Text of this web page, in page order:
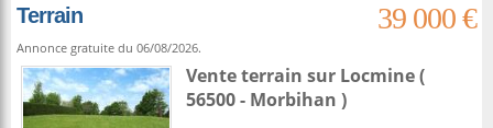
Terrain
39 000 €
Annonce gratuite du 06/08/2026.
Vente terrain sur Locmine(
56500 - Morbihan )